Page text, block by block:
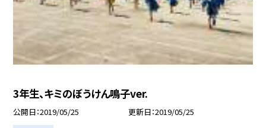
3年生、キミのぼうけん鳴子ver.
公開日 2019/05/25 更新日 2019/05/25